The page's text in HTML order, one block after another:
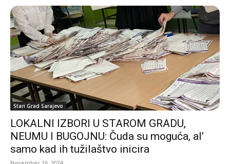
Stari Grad Sarajevo
LOKALNI IZBORI U STAROM GRADU,
NEUMU I BUGOJNU: Čuda su moguća, al’
samo kad ih tužilaštvo inicira